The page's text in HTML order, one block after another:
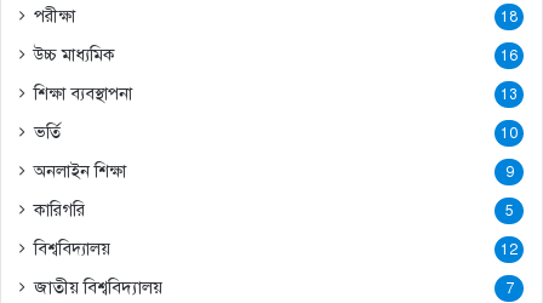
পরীক্ষা 18
উচ্চ মাধ্যমিক 16
শিক্ষা ব্যবস্থাপনা 13
ভর্তি 10
অনলাইন শিক্ষা 9
কারিগরি 5
বিশ্ববিদ্যালয় 12
জাতীয় বিশ্ববিদ্যালয় 7